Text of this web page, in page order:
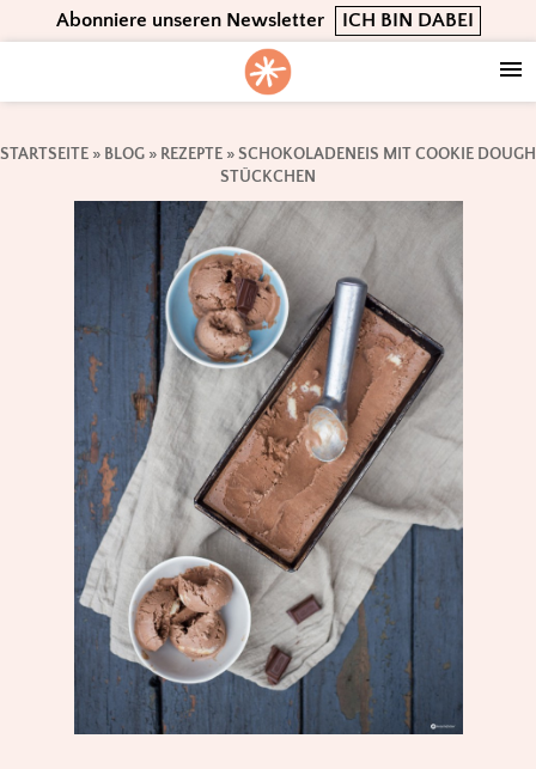
to
navigation
to
content
to
Abonniere unseren Newsletter ICH BIN DABEI
STARTSEITE » BLOG » REZEPTE »SCHOKOLADENEIS MIT COOKIE DOUGH
STÜCKCHEN